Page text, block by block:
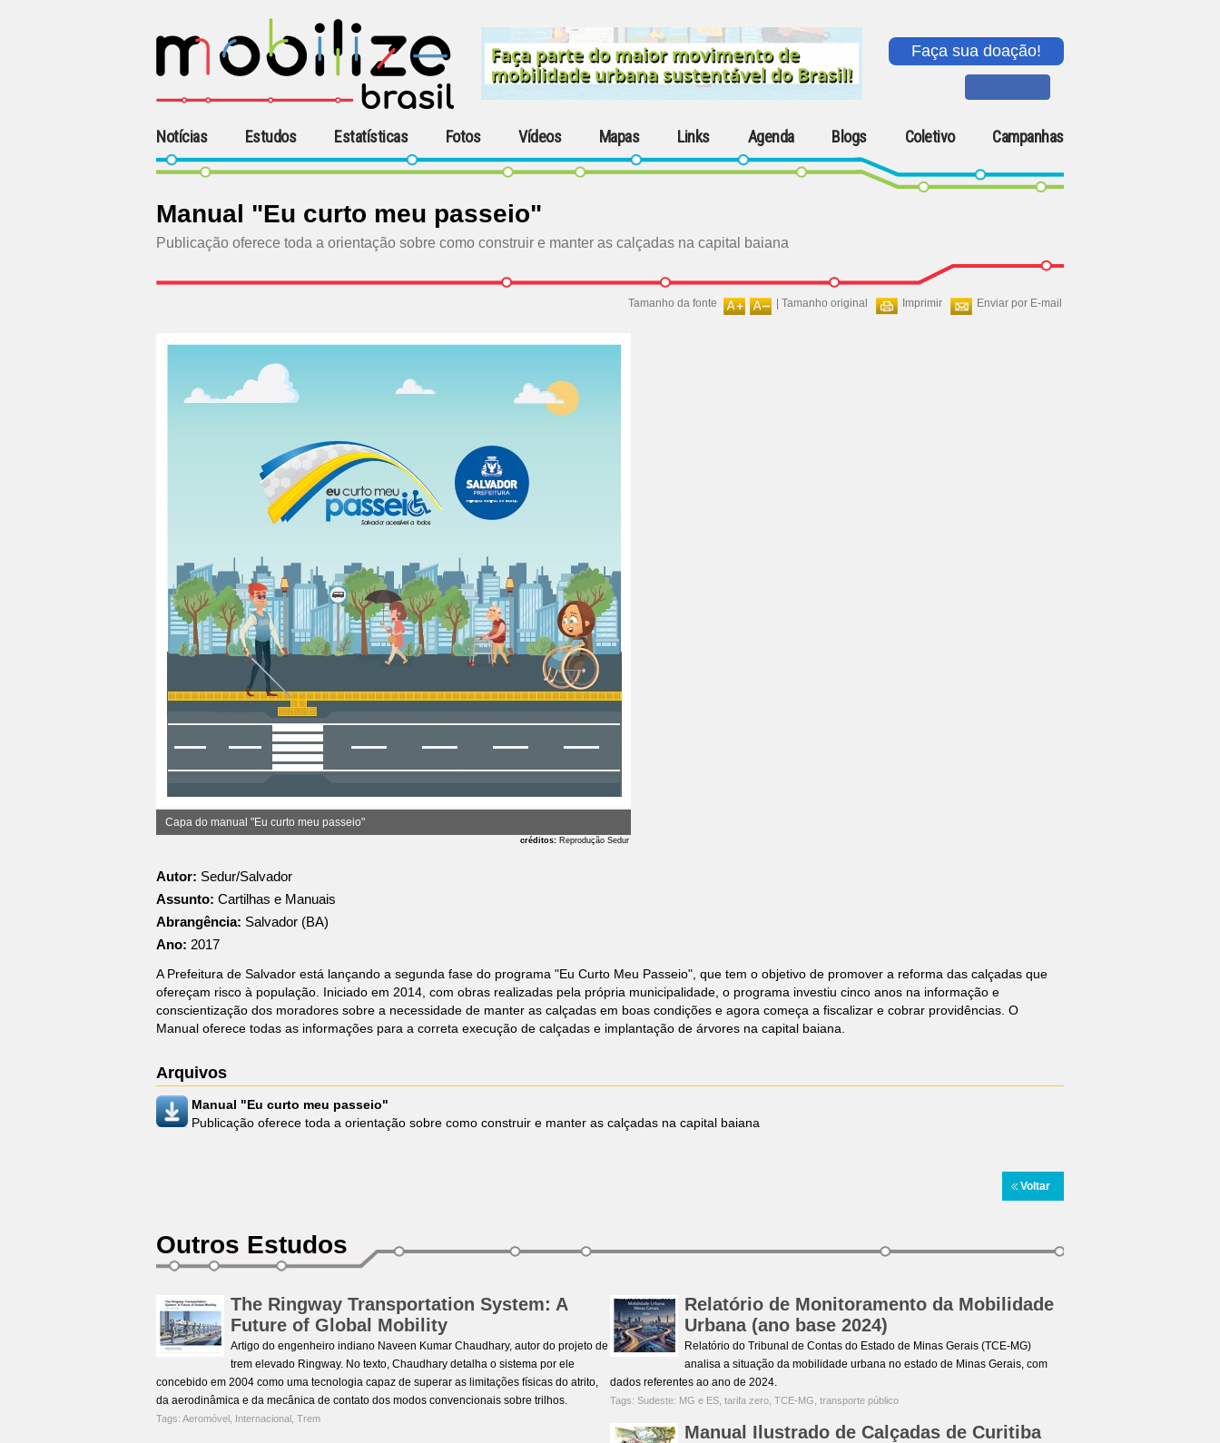
Faça sua doação!
Notícias Estudos Estatísticas Fotos Vídeos Mapas Links Agenda Blogs Coletivo Campanhas
Manual "Eu curto meu passeio"
Publicação oferece toda a orientação sobre como construir e manter as calçadas na capital baiana
Enviar por E-mail
Imprimir
Tamanho da fonte Tamanho original
Capa do manual "Eu curto meu passeio"
créditos: Reprodução Sedur
Autor: Sedur/Salvador
Assunto: Cartilhas e Manuais
Abrangência: Salvador (BA)
Ano: 2017
A Prefeitura de Salvador está lançando a segunda fase do programa "Eu Curto Meu Passeio", que tem o objetivo de promover a reforma das calçadas que
ofereçam risco à população. Iniciado em 2014, com obras realizadas pela própria municipalidade, o programa investiu cinco anos na informação e
conscientização dos moradores sobre a necessidade de manter as calçadas em boas condições e agora começa a fiscalizar e cobrar providências. O
Manual oferece todas as informações para a correta execução de calçadas e implantação de árvores na capital baiana.
Arquivos
Manual "Eu curto meu passeio"
Publicação oferece toda a orientação sobre como construir e manter as calçadas na capital baiana
Voltar
Outros Estudos
The Ringway Transportation System: A
Future of Global Mobility
Artigo do engenheiro indiano Naveen Kumar Chaudhary, autor do projeto de
trem elevado Ringway. No texto, Chaudhary detalha o sistema por ele
concebido em 2004 como uma tecnologia capaz de superar as limitações físicas do atrito,
da aerodinâmica e da mecânica de contato dos modos convencionais sobre trilhos.
Tags: Aeromóvel Internacional Trem
Relatório de Monitoramento da Mobilidade
Urbana (ano base 2024)
Relatório do Tribunal de Contas do Estado de Minas Gerais (TCE-MG)
analisa a situação da mobilidade urbana no estado de Minas Gerais, com
dados referentes ao ano de 2024.
Tags: Sudeste: MG e ES tarifa zero TCE-MG transporte público
Manual Ilustrado de Calçadas de Curitiba